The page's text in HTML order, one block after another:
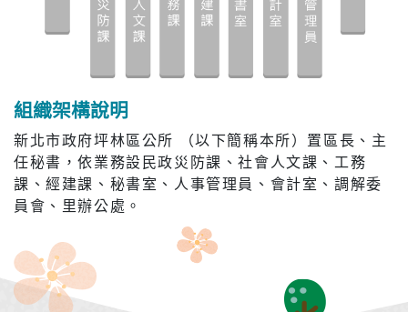
組織架構說明
新北市政府坪林區公所 （以下簡稱本所）置區長、主
任秘書，依業務設民政災防課、社會人文課、工務
課、經建課、秘書室、人事管理員、會計室、調解委
員會、里辦公處。